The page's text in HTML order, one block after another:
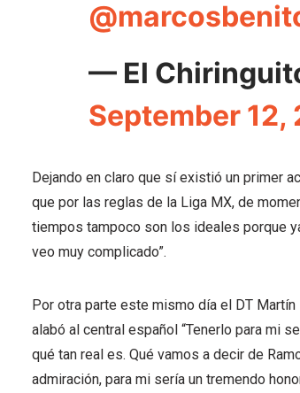
— El
September 12,
Dejando en claro que sí existió un primer
que por las reglas de la Liga MX, de
tiempos tampoco son los ideales porque
veo muy complicado”.
Por otra parte este mismo día el DT
alabó al central español “Tenerlo para mi
qué tan real es. Qué vamos a decir de
admiración, para mi sería un tremendo